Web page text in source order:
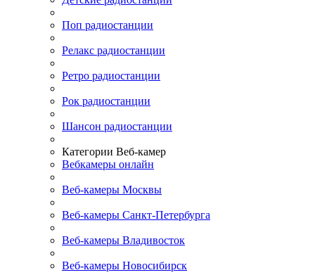
Поп радиостанции
Релакс радиостанции
Ретро радиостанции
Рок радиостанции
Шансон радиостанции
Категории Веб-камер
Вебкамеры онлайн
Веб-камеры Москвы
Веб-камеры Санкт-Петербурга
Веб-камеры Владивосток
Веб-камеры Новосибирск